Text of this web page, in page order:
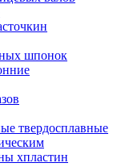
шпонок
твердосплавные
хпластин